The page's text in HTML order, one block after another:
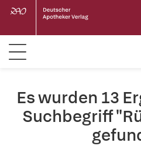
Es wurden 13
Suchbegriff